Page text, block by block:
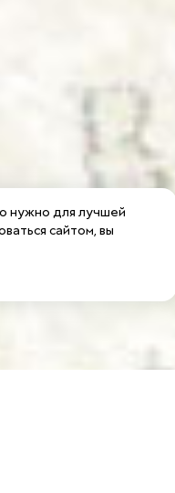
нужно для лучшей
сайтом, вы